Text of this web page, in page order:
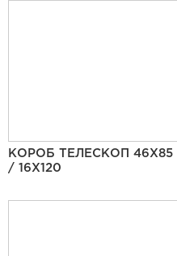
КОРОБ ТЕЛЕСКОП
/ 16Х120